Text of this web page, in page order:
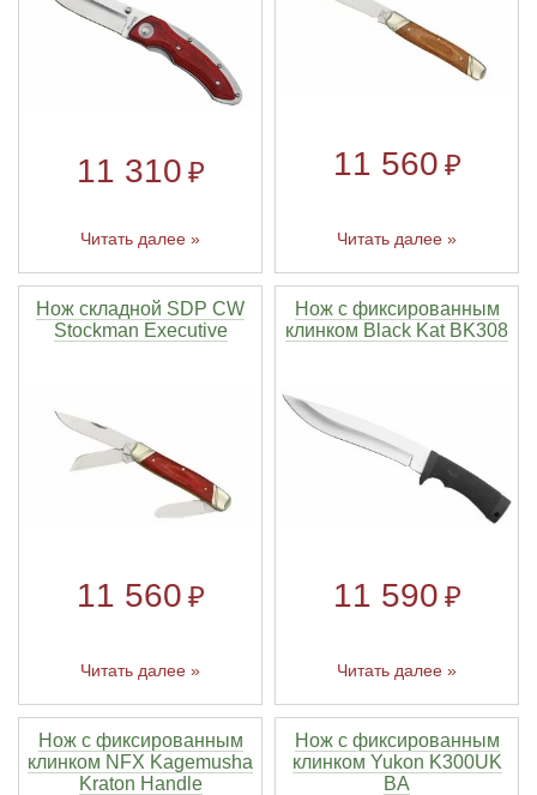
11 310 ₽
Читать далее »
11 560 ₽
Читать далее »
Нож складной SDP CW
Stockman Executive
11 560 ₽
Читать далее »
Нож с фиксированным
клинком Black Kat BK308
11 590 ₽
Читать далее »
Нож с фиксированным
клинком NFX Kagemusha
Kraton Handle
Нож с фиксированным
клинком Yukon K300UK
BA